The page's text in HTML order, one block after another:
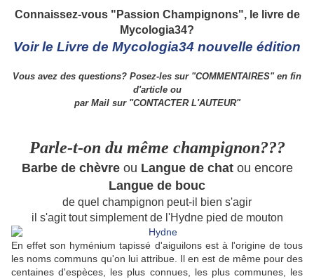
Connaissez-vous "Passion Champignons", le livre de
Mycologia34?
Voir le Livre de Mycologia34 nouvelle édition
Vous avez des questions? Posez-les sur "COMMENTAIRES" en fin
d'article ou
par Mail sur "CONTACTER L'AUTEUR"
Parle-t-on du même champignon???
Barbe de chèvre ou Langue de chat ou encore
Langue de bouc
de quel champignon peut-il bien s'agir
il s'agit tout simplement de l'Hydne pied de mouton
En effet son hyménium tapissé d'aiguilons est à l'origine de tous
les noms communs qu'on lui attribue. Il en est de même pour des
centaines d'espèces, les plus connues, les plus communes, les